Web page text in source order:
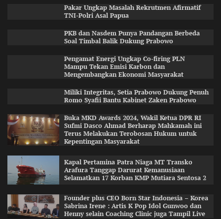
Pakar Ungkap Masalah Rekrutmen Afirmatif
TNI-Polri Asal Papua
PKB dan Nasdem Punya Pandangan Berbeda
Soal Timbal Balik Dukung Prabowo
Pengamat Energi Ungkap Co-firing PLN
Mampu Tekan Emisi Karbon dan
Mengembangkan Ekonomi Masyarakat
Miliki Integritas, Setia Prabowo Dukung Penuh
Romo Syafii Bantu Kabinet Zaken Prabowo
Buka MKD Awards 2024, Wakil Ketua DPR RI
Sufmi Dasco Ahmad Berharap Mahkamah ini
Terus Melakukan Terobosan Hukum untuk
Kepentingan Masyarakat
Kapal Pertamina Patra Niaga MT Transko
Arafura Tanggap Darurat Kemanusiaan
Selamatkan 17 Korban KMP Mutiara Sentosa 2
Founder plus CEO Born Star Indonesia – Korea
Sabrina Irene : Artis K Pop Idol Gunwoo dan
Henny selain Coaching Clinic juga Tampil Live